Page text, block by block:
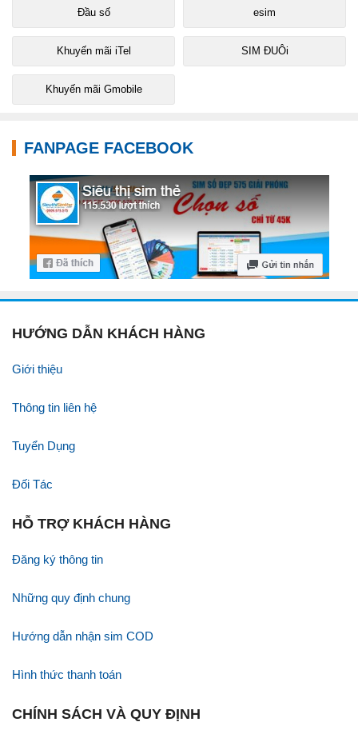
Đầu số esim
Khuyến mãi iTel SIM ĐUÔi
Khuyến mãi Gmobile
FANPAGE FACEBOOK
HƯỚNG DẪN KHÁCH HÀNG
Giới thiệu
Thông tin liên hệ
Tuyển Dụng
Đối Tác
HỖ TRỢ KHÁCH HÀNG
Đăng ký thông tin
Những quy định chung
Hướng dẫn nhận sim COD
Hình thức thanh toán
CHÍNH SÁCH VÀ QUY ĐỊNH